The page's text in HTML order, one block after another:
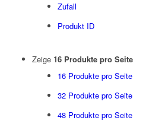
Zufall
Produkt ID
Zeige 16 Produkte pro Seite
16 Produkte pro Seite
32 Produkte pro Seite
48 Produkte pro Seite